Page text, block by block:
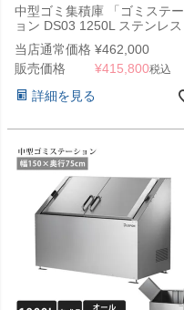
中型ゴミ集積庫 「ゴミステ
ョン DS03 1250L ステンレス
W1500×D900×H1100mm」
当店通常価格 ¥462,000
販売価格
¥415,800税込
詳細を見る